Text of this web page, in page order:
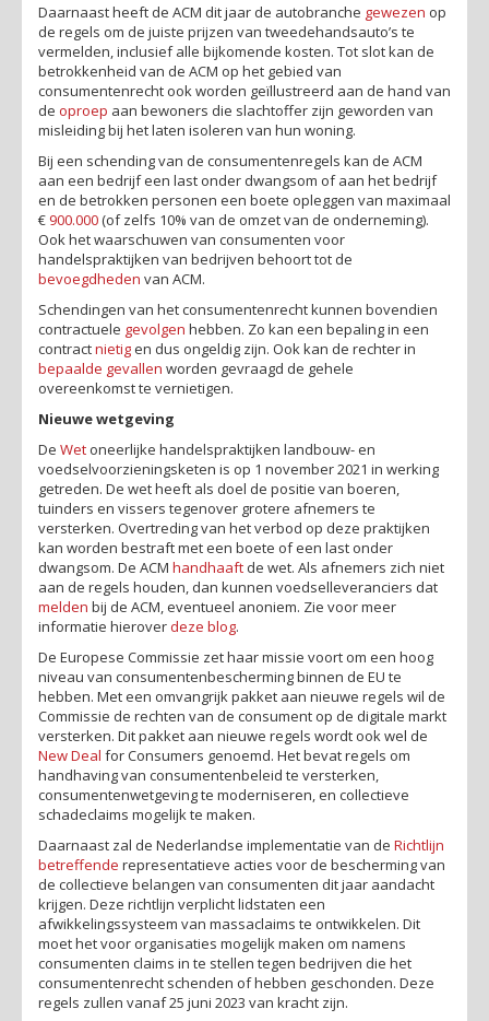
Daarnaast heeft de ACM dit jaar de autobranche gewezen op
de regels om de juiste prijzen van tweedehandsauto’s te
vermelden, inclusief alle bijkomende kosten. Tot slot kan de
betrokkenheid van de ACM op het gebied van
consumentenrecht ook worden geïllustreerd aan de hand van
de oproep aan bewoners die slachtoffer zijn geworden van
misleiding bij het laten isoleren van hun woning.
Bij een schending van de consumentenregels kan de ACM
aan een bedrijf een last onder dwangsom of aan het bedrijf
en de betrokken personen een boete opleggen van maximaal
€ 900.000(of zelfs 10% van de omzet van de onderneming).
Ook het waarschuwen van consumenten voor
handelspraktijken van bedrijven behoort tot de
bevoegdheden van ACM.
Schendingen van het consumentenrecht kunnen bovendien
contractuele gevolgen hebben. Zo kan een bepaling in een
contractnietigen dus ongeldig zijn. Ook kan de rechter in
bepaalde gevallen worden gevraagd de gehele
overeenkomst te vernietigen.
Nieuwe wetgeving
De Wet oneerlijke handelspraktijken landbouw- en
voedselvoorzieningsketen is op 1 november 2021 in werking
getreden. De wet heeft als doel de positie van boeren,
tuinders en vissers tegenover grotere afnemers te
versterken. Overtreding van het verbod op deze praktijken
kan worden bestraft met een boete of een last onder
dwangsom. De ACM handhaaft de wet. Als afnemers zich niet
aan de regels houden, dan kunnen voedselleveranciers dat
melden bij de ACM, eventueel anoniem. Zie voor meer
informatie hieroverdeze blog.
De Europese Commissie zet haar missie voort om een hoog
niveau van consumentenbescherming binnen de EU te
hebben. Met een omvangrijk pakket aan nieuwe regels wil de
Commissie de rechten van de consument op de digitale markt
versterken. Dit pakket aan nieuwe regels wordt ook wel de
New Deal for Consumers genoemd. Het bevat regels om
handhaving van consumentenbeleid te versterken,
consumentenwetgeving te moderniseren, en collectieve
schadeclaims mogelijk te maken.
Daarnaast zal de Nederlandse implementatie van de Richtlijn
betreffende representatieve acties voor de bescherming van
de collectieve belangen van consumenten dit jaar aandacht
krijgen. Deze richtlijn verplicht lidstaten een
afwikkelingssysteem van massaclaims te ontwikkelen. Dit
moet het voor organisaties mogelijk maken om namens
consumenten claims in te stellen tegen bedrijven die het
consumentenrecht schenden of hebben geschonden. Deze
regels zullen vanaf 25 juni 2023 van kracht zijn.